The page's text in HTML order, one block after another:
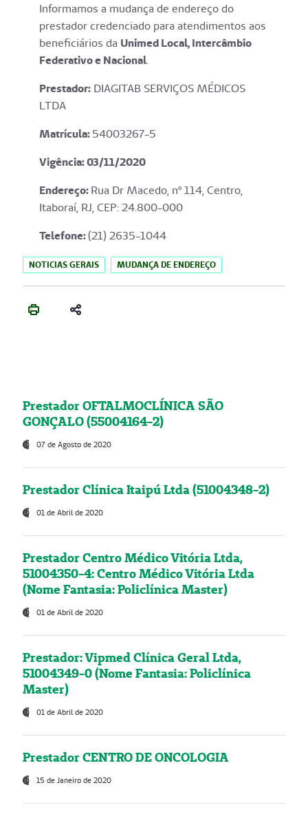
Informamos a mudança de endereço do
prestador credenciado para atendimentos aos
beneficiários da Unimed Local, Intercâmbio
Federativo e Nacional.
Prestador: DIAGITAB SERVIÇOS MÉDICOS
LTDA
Matrícula:54003267-5
Vigência: 03/11/2020
Endereço:Rua Dr Macedo, nº 114, Centro,
Itaboraí, RJ, CEP: 24.800-000
Telefone:(21) 2635-1044
NOTICIAS GERAIS MUDANÇA DE ENDEREÇO
Prestador OFTALMOCLÍNICA SÃO
GONÇALO (55004164-2)
07 de Agosto de 2020
Prestador Clínica Itaipú Ltda (51004348-2)
01 de Abril de 2020
Prestador Centro Médico Vitória Ltda,
51004350-4: Centro Médico Vitória Ltda
(Nome Fantasia: Policlínica Master)
01 de Abril de 2020
Prestador: Vipmed Clínica Geral Ltda,
51004349-0 (Nome Fantasia: Policlínica
Master)
01 de Abril de 2020
Prestador CENTRO DE ONCOLOGIA
15 de Janeiro de 2020